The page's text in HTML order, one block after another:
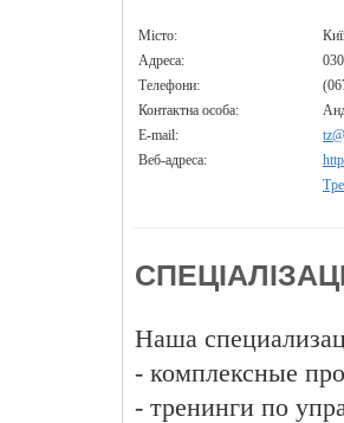
Місто:
Адреса:
Телефони:
Контактна особа:
E-mail:
Веб-адреса:
Наша
- комплексные
- тренинги по